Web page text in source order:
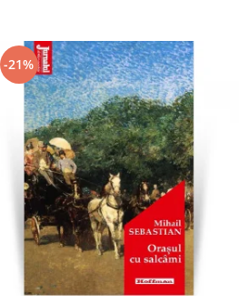
-21%